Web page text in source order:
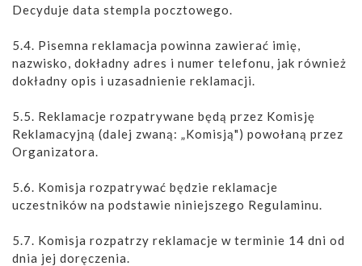
Decyduje data stempla pocztowego.
5.4. Pisemna reklamacja powinna zawierać imię,
nazwisko, dokładny adres i numer telefonu, jak również
dokładny opis i uzasadnienie reklamacji.
5.5. Reklamacje rozpatrywane będą przez Komisję
Reklamacyjną (dalej zwaną: „Komisją") powołaną przez
Organizatora.
5.6. Komisja rozpatrywać będzie reklamacje
uczestników na podstawie niniejszego Regulaminu.
5.7. Komisja rozpatrzy reklamacje w terminie 14 dni od
dnia jej doręczenia.